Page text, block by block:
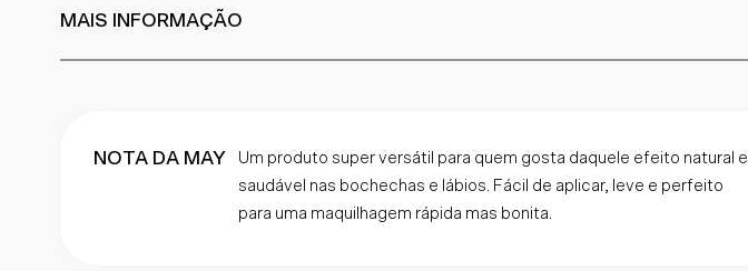
MAIS INFORMAÇÃO
NOTA DA MAY
Um produto super versátil para quem gosta daquele efeito natural e
saudável nas bochechas e lábios. Fácil de aplicar, leve e perfeito
para uma maquilhagem rápida mas bonita.